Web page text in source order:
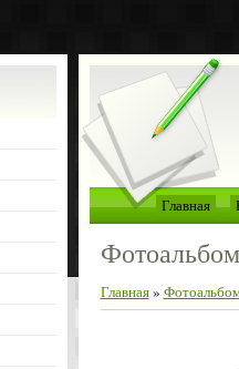
Главная
Главная»